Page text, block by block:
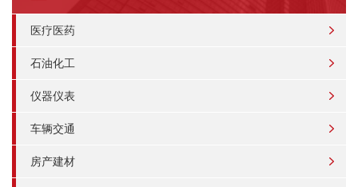
医疗医药
石油化工
仪器仪表
车辆交通
房产建材